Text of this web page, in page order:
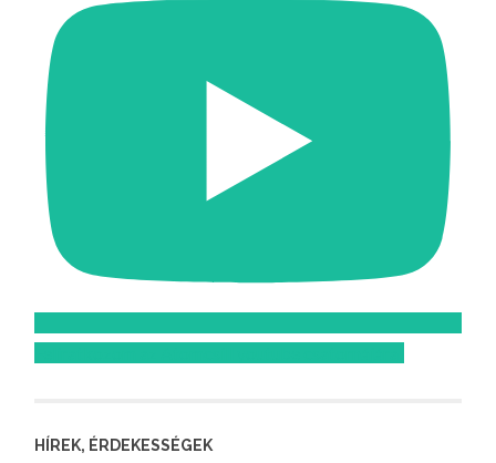
HÍREK, ÉRDEKESSÉGEK